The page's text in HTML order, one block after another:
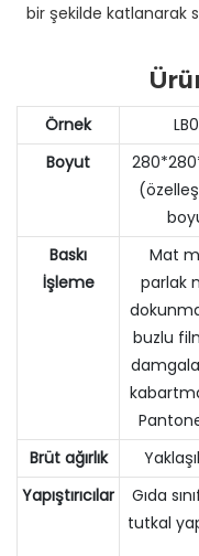
bir şekilde katlanarak
Örnek
Boyut
Baskı
İşleme
Mat
parlak
buzlu
Brüt ağırlık
Yapıştırıcılar
Gıda
tutkal